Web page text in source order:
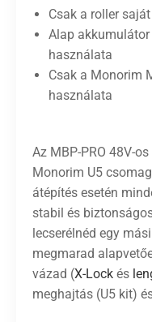
Csak a roller
Alap akkumulátor
használata
Csak a Monorim
használata
Az MBP-PRO 48V-
Monorim U5
átépítés esetén
stabil és
lecserélnéd egy
megmarad
vázad (X-Lock és
meghajtás (U5 kit)